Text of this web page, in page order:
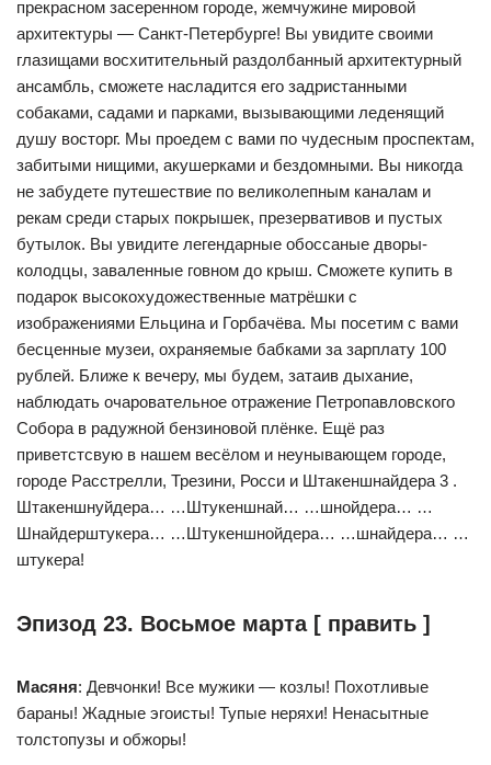
прекрасном засеренном городе, жемчужине мировой
архитектуры — Санкт-Петербурге! Вы увидите своими
глазищами восхитительный раздолбанный архитектурный
ансамбль, сможете насладится его задристанными
собаками, садами и парками, вызывающими леденящий
душу восторг. Мы проедем с вами по чудесным проспектам,
забитыми нищими, акушерками и бездомными. Вы никогда
не забудете путешествие по великолепным каналам и
рекам среди старых покрышек, презервативов и пустых
бутылок. Вы увидите легендарные обоссаные дворы-
колодцы, заваленные говном до крыш. Сможете купить в
подарок высокохудожественные матрёшки с
изображениями Ельцина и Горбачёва. Мы посетим с вами
бесценные музеи, охраняемые бабками за зарплату 100
рублей. Ближе к вечеру, мы будем, затаив дыхание,
наблюдать очаровательное отражение Петропавловского
Собора в радужной бензиновой плёнке. Ещё раз
приветстсвую в нашем весёлом и неунывающем городе,
городе Расстрелли, Трезини, Росси и Штакеншнайдера 3 .
Штакеншнуйдера… …Штукеншнай… …шнойдера… …
Шнайдерштукера… …Штукеншнойдера… …шнайдера… …
штукера!
Эпизод 23. Восьмое марта [ править ]
Масяня: Девчонки! Все мужики — козлы! Похотливые
бараны! Жадные эгоисты! Тупые неряхи! Ненасытные
толстопузы и обжоры!